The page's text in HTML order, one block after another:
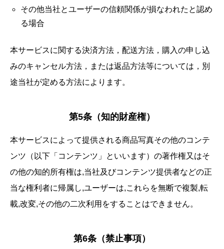
その他当社とユーザーの信頼関係が損なわれたと認め
る場合
本サービスに関する決済方法，配送方法，購入の申し込
みのキャンセル方法，または返品方法等については，別
途当社が定める方法によります。
第5条（知的財産権）
本サービスによって提供される商品写真その他のコンテ
ンツ（以下「コンテンツ」といいます）の著作権又はそ
の他の知的所有権は,当社及びコンテンツ提供者などの正
当な権利者に帰属し,ユーザーは,これらを無断で複製,転
載,改変,その他の二次利用をすることはできません。
第6条（禁止事項）